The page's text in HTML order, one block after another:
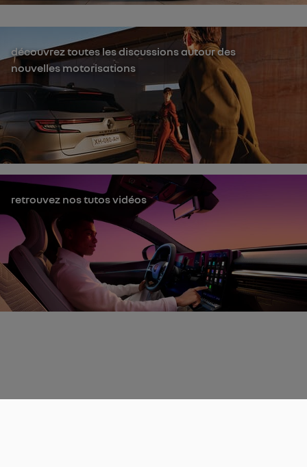
découvrez toutes les discussions autour des
nouvelles motorisations
retrouvez nos tutos vidéos